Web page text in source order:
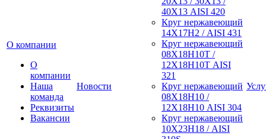
О компании
О
компании
Наша
команда
Реквизиты
Вакансии
Новости
40Х13 AISI 420
Круг нержавеющий
14Х17Н2 / AISI 431
Круг нержавеющий
08Х18Н10Т /
12Х18Н10Т AISI
321
Круг нержавеющий
08Х18Н10 /
12Х18Н10 AISI 304
Круг нержавеющий
10Х23Н18 / AISI